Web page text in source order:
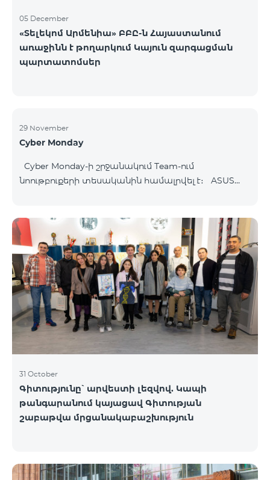
05 December
«Տելեկոմ Արմենիա» ԲԲԸ-ն Հայաստանում
առաջինն է թողարկում Կայուն զարգացման
պարտատոմսեր
29 November
Cyber Monday
Cyber Monday-ի շրջանակում Team-ում
նոութբուքերի տեսականին համալրվել է։ ASUS
֏ ASUS X1504V - 264 000 ֏ | ամսական սկսած՝ 5
500 ֏ ASUS E1504G - 175 000 ֏ | ամսական սկսած՝
3 645 ֏ Lenovo IdeaPad 1 14 - 99 900 ֏ | ամսական
սկսած՝ 2 090 ֏ Lenovo IdeaPad 3 15IAU7 - 179 000 ֏
| ամսական սկսած՝ 3 730 ֏ Dell Vostro 3520 - 159
000 ֏ | ամսական սկսած՝ 3 320 ֏ Նոութբուքերը
հասանելի են Team վաճառքի և սպասա
31 October
Գիտությունը՝ արվեստի լեզվով. Կապի
թանգարանում կայացավ Գիտության
շաբաթվա մրցանակաբաշխություն